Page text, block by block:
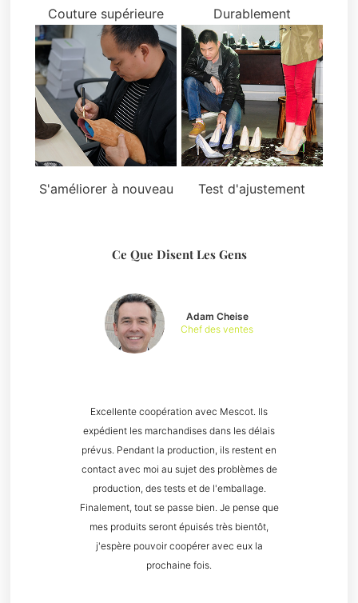
Couture supérieure Durablement
S'améliorer à nouveau Test d'ajustement
Ce Que Disent Les Gens
Excellente coopération avec Mescot. Ils
expédient les marchandises dans les délais
prévus. Pendant la production, ils restent en
contact avec moi au sujet des problèmes de
production, des tests et de l'emballage.
Finalement, tout se passe bien. Je pense que
mes produits seront épuisés très bientôt,
j'espère pouvoir coopérer avec eux la
prochaine fois.
Adam Cheise
Chef des ventes